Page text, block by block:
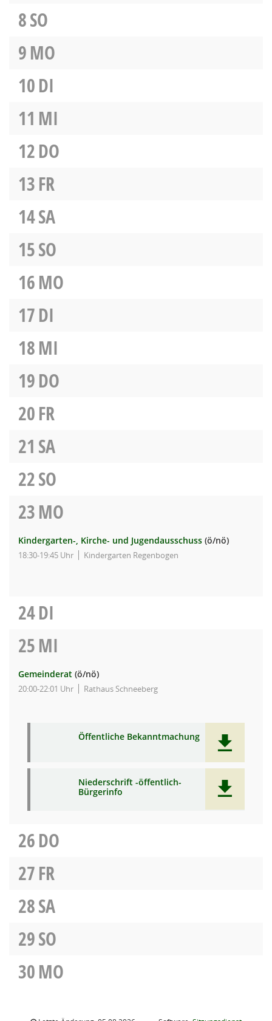
8SO
9MO
10DI
11 MI
12DO
13FR
14SA
15SO
16MO
17DI
18MI
19DO
20FR
21 SA
22SO
23MO
Kindergarten-, Kirche- und Jugendausschuss (ö/nö)
18:30-19:45 Uhr Kindergarten Regenbogen
24DI
25MI
Gemeinderat (ö/nö)
20:00-22:01 Uhr Rathaus Schneeberg
Öffentliche Bekanntmachung
Niederschrift -öffentlich-
Bürgerinfo
26DO
27FR
28SA
29SO
30MO